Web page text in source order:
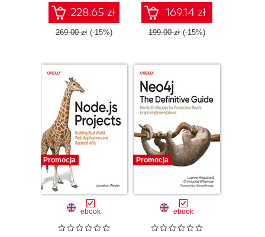
228.65 zł
269.00 zł (-15%)
169.14 zł
199.00 zł (-15%)
Promocja
ebook
Promocja
ebook